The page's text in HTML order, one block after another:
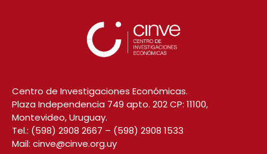
Centro de Investigaciones Económicas.
Plaza Independencia 749 apto. 202 CP: 11100,
Montevideo, Uruguay.
Tel.: (598) 2908 2667 – (598) 2908 1533
Mail: cinve@cinve.org.uy